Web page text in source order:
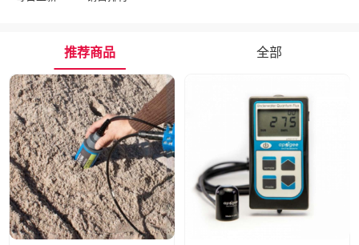
推荐商品 全部